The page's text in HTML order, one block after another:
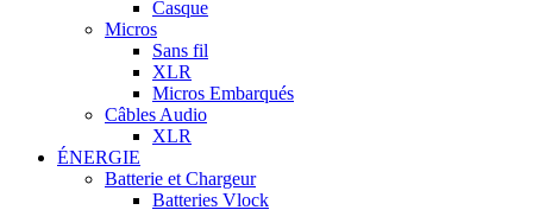
Casque
Micros
Sans fil
XLR
Micros Embarqués
Câbles Audio
XLR
ÉNERGIE
Batterie et Chargeur
Batteries Vlock